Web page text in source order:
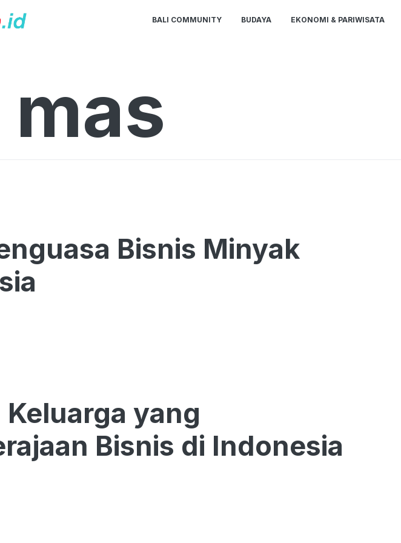
BALI COMMUNITY BUDAYA EKONOMI & PARIWISATA
Bisnis Minyak
yang
Bisnis di Indonesia